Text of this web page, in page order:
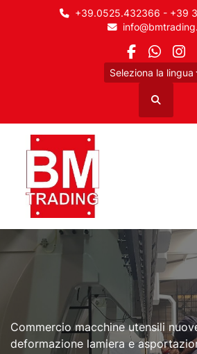
+39.0525.432366 - +39
facebook
Seleziona la lingua
Cerca
Commercio macchine utensili
deformazione lamiera e